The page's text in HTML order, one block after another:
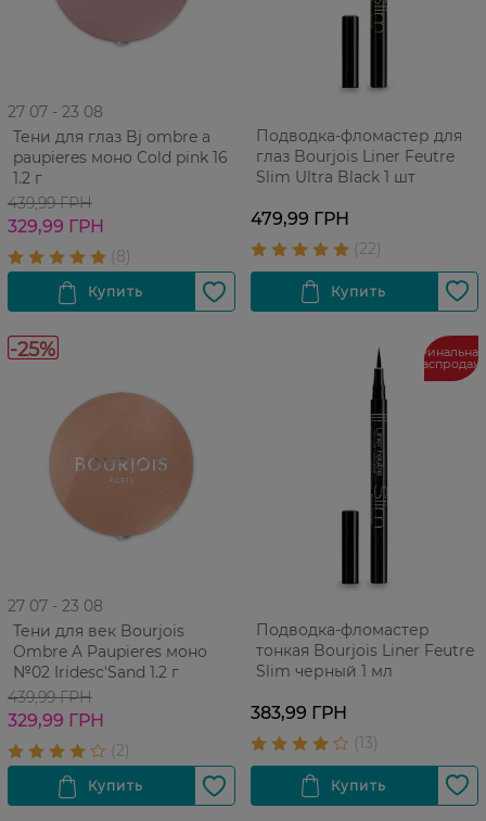
27 07 - 23 08
Тени для глаз Bj ombre a
paupieres моно Cold pink 16
1.2 г
439,99 ГРН
329,99 ГРН
Подводка-фломастер для
глаз Bourjois Liner Feutre
Slim Ultra Black 1 шт
479,99 ГРН
-25%
27 07 - 23 08
Тени для век Bourjois
Ombre A Paupieres моно
№02 Iridesc'Sand 1.2 г
439,99 ГРН
329,99 ГРН
Финальная
Подводка-фломастер
тонкая Bourjois Liner Feutre
Slim черный 1 мл
383,99 ГРН